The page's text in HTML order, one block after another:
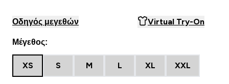
Οδηγός μεγεθών Virtual Try-On
Μέγεθος:
XS S M L XL XXL